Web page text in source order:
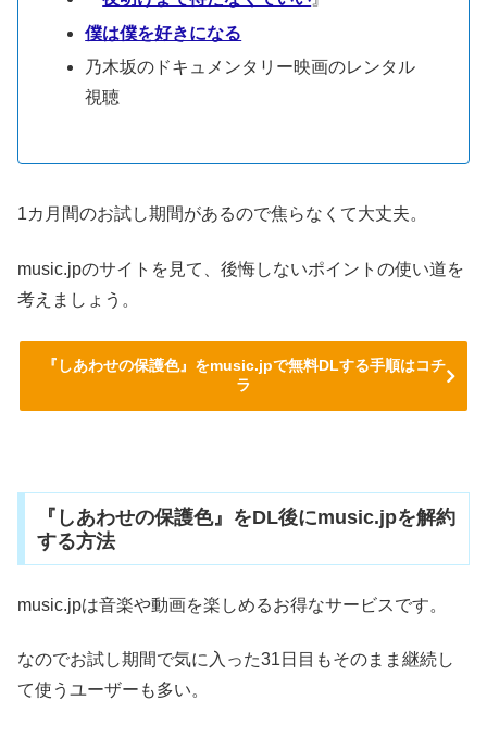
僕は僕を好きになる
乃木坂のドキュメンタリー映画のレンタル
視聴
1カ月間のお試し期間があるので焦らなくて大丈夫。
music.jpのサイトを見て、後悔しないポイントの使い道を
考えましょう。
『しあわせの保護色』をmusic.jpで無料DLする手順はコチ
ラ
『しあわせの保護色』をDL後にmusic.jpを解約
する方法
music.jpは音楽や動画を楽しめるお得なサービスです。
なのでお試し期間で気に入った31日目もそのまま継続し
て使うユーザーも多い。